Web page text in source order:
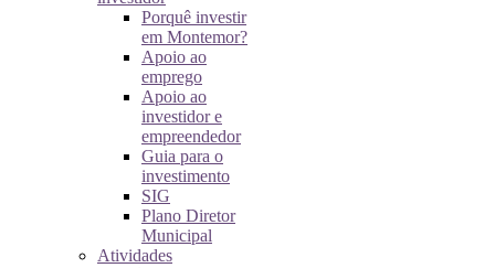
Porquê investir
em Montemor?
Apoio ao
emprego
Apoio ao
investidor e
empreendedor
Guia para o
investimento
SIG
Plano Diretor
Municipal
Atividades